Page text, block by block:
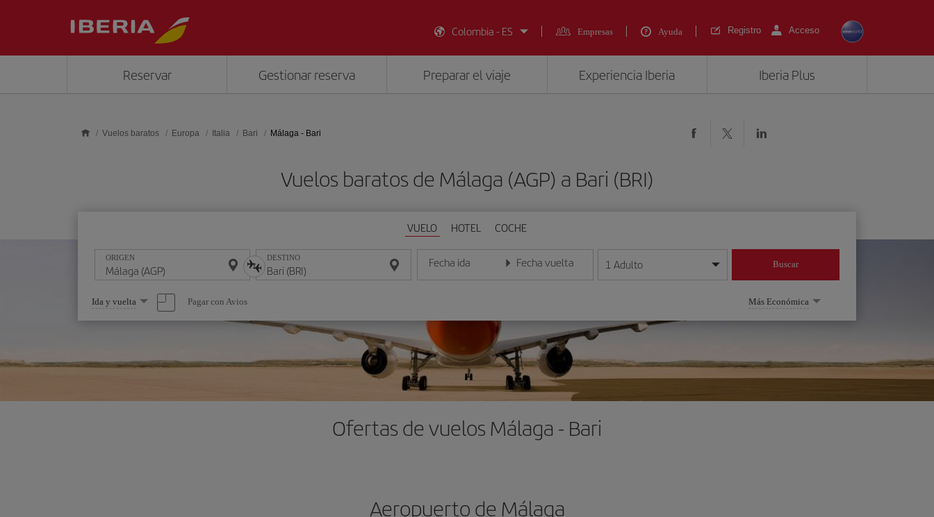
Colombia - ES
Empresas Ayuda Registro Acceso
Reservar Gestionar reserva Preparar el viaje Experiencia Iberia Iberia Plus
Vuelos baratos Europa Italia Bari Málaga - Bari
Vuelos baratos de Málaga (AGP) a Bari (BRI)
VUELO HOTEL COCHE
ORIGEN DESTINO Fecha ida
Introduce la fecha en formato día/mes/año
Fecha vuelta
Introduce la fecha en formato día/mes/año
1 Adulto Buscar
Seleccione
una
opción
Ida y vuelta Pagar con Avios Más Económica
Ofertas de vuelos Málaga - Bari
Aeropuerto de Málaga